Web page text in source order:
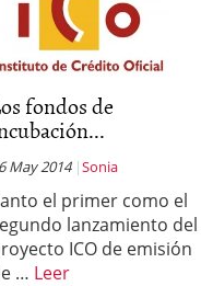
fondos de
May 2014 Sonia
el primer como el
lanzamiento del
ICO de emisión
… Leer